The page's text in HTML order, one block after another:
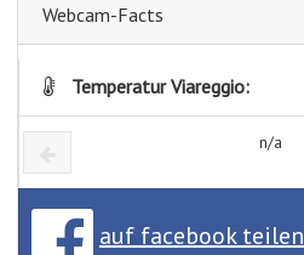
Webcam-Facts
Temperatur Viareggio:
n/a
auf facebook teilen